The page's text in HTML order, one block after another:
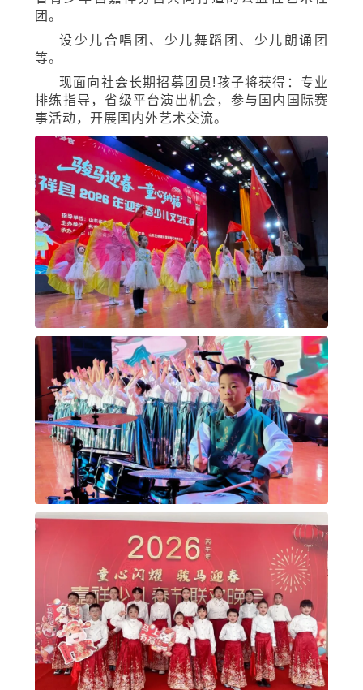
04
麒麟少儿艺术团是在山东省青少年宫指导
下、由共青团嘉祥县委、嘉祥县少工委联合山东
省青少年宫嘉祥分宫共同打造的公益性艺术社
团。
设少儿合唱团、少儿舞蹈团、少儿朗诵团
等。
现面向社会长期招募团员!孩子将获得：专业
排练指导，省级平台演出机会，参与国内国际赛
事活动，开展国内外艺术交流。